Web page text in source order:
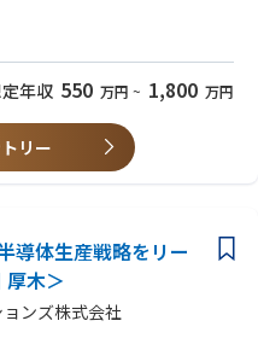
絡をとって頂く可能性がありま
が可能でございますのでご安心く
：
組み立て、調整、性能確認
ーションレポート作成
策の立案、実行、顧客報告
アの立案、装置性能改善品の評
経験をお持ちの方
、加工、設備・装置の操作、トラ
評価、解析、機械いじりが伴う業
を含む技術系業務、ラインの管理
経験
年収 550 万円 ~ 1,800 万円
リー
導体生産戦略をリー
厚木＞
ンズ株式会社